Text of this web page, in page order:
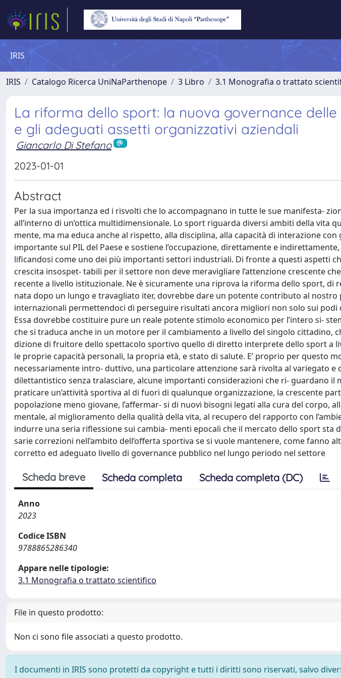
IRIS
IRIS Catalogo Ricerca UniNaParthenope 3 Libro 3.1 Monografia o trattato
La riforma dello sport: la nuova governance
e gli adeguati assetti organizzativi aziendali
Giancarlo Di Stefano
2023-01-01
Abstract
Per la sua importanza ed i risvolti che lo accompagnano in tutte le sue manifesta-
all’interno di un’ottica multidimensionale. Lo sport riguarda diversi ambiti della vita
mente, ma ma educa anche al rispetto, alla disciplina, alla capacità di interazione
importante sul PIL del Paese e sostiene l’occupazione, direttamente e
lificandosi come uno dei più importanti settori industriali. Di fronte a questi aspetti
crescita insospet- tabili per il settore non deve meravigliare l’attenzione crescente
recente a livello istituzionale. Ne è sicuramente una riprova la riforma dello sport, di
nata dopo un lungo e travagliato iter, dovrebbe dare un potente contributo al nostro
internazionali permettendoci di perseguire risultati ancora migliori non solo sui
Essa dovrebbe costituire pure un reale potente stimolo economico per l’intero si-
che si traduca anche in un motore per il cambiamento a livello del singolo cittadino,
dizione di fruitore dello spettacolo sportivo quello di diretto interprete dello sport a
le proprie capacità personali, la propria età, e stato di salute. E’ proprio per questo
necessariamente intro- duttivo, una particolare attenzione sarà rivolta al variegato e
dilettantistico senza tralasciare, alcune importanti considerazioni che ri- guardano il
praticare un’attività sportiva al di fuori di qualunque organizzazione, la crescente
popolazione meno giovane, l’affermar- si di nuovi bisogni legati alla cura del corpo,
mentale, al miglioramento della qualità della vita, al recupero del rapporto con
indurre una seria riflessione sui cambia- menti epocali che il mercato dello sport sta
sarie correzioni nell’ambito dell’offerta sportiva se si vuole mantenere, come fanno
corretto ed adeguato livello di governance pubblico nel lungo periodo nel settore
Scheda breve Scheda completa Scheda completa (DC)
Anno
2023
Codice ISBN
9788865286340
Appare nelle tipologie:
3.1 Monografia o trattato scientifico
File in questo prodotto:
Non ci sono file associati a questo prodotto.
I documenti in IRIS sono protetti da copyright e tutti i diritti sono riservati, salvo